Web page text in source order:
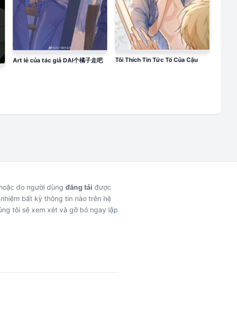
Art lẻ của tác giả DAI个橘子走吧 Tôi Thích Tin Tức Tố Của Cậu
do người dùng đăng tải được
bất kỳ thông tin nào trên hệ
tôi sẽ xem xét và gỡ bỏ ngay lập